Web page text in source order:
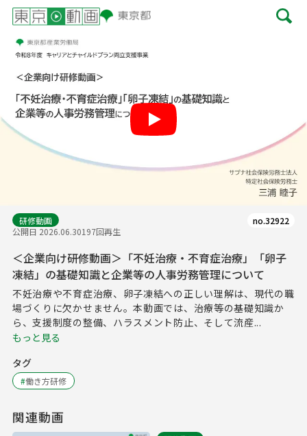
Play
研修動画
公開日 2026.06.30197回再生
no.32922
＜企業向け研修動画＞「不妊治療・不育症治療」「卵子
凍結」の基礎知識と企業等の人事労務管理について
不妊治療や不育症治療、卵子凍結への正しい理解は、現代の職
場づくりに欠かせません。本動画では、治療等の基礎知識か
ら、支援制度の整備、ハラスメント防止、そして流産...
もっと見る
タグ
#働き方研修
関連動画